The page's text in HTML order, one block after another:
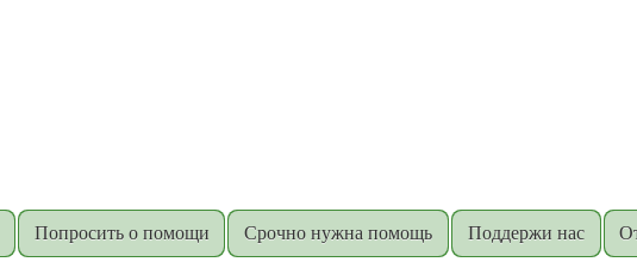
Попросить о помощи Срочно нужна помощь Поддержи нас